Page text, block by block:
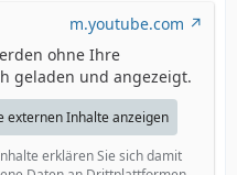
m.youtube.com
ohne Ihre
geladen und angezeigt.
externen Inhalte anzeigen
erklären Sie sich damit